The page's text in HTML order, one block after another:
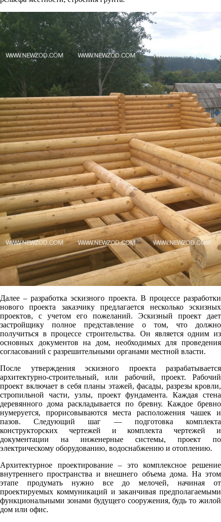
Далее – разработка эскизного проекта. В процессе разработки
нового проекта заказчику предлагается несколько эскизных
проектов, с учетом его пожеланий. Эскизный проект дает
застройщику полное представление о том, что должно
получиться в процессе строительства. Он является одним из
основных документов на дом, необходимых для проведения
согласований с разрешительными органами местной власти.
После утверждения эскизного проекта разрабатывается
архитектурно-строительный, или рабочий, проект. Рабочий
проект включает в себя планы этажей, фасады, разрезы кровли,
стропильной части, узлы, проект фундамента. Каждая стена
деревянного дома раскладывается по бревну. Каждое бревно
нумеруется, прорисовываются места расположения чашек и
пазов. Следующий шаг — подготовка комплекта
конструкторских чертежей и комплекта чертежей и
документации на инженерные системы, проект по
электрическому оборудованию, водоснабжению и отоплению.
Архитектурное проектирование – это комплексное решение
внутреннего пространства и внешнего объема дома. На этом
этапе продумать нужно все до мелочей, начиная от
проектируемых коммуникаций и заканчивая предполагаемыми
функциональными зонами будущего сооружения, будь то жилой
дом или офис.